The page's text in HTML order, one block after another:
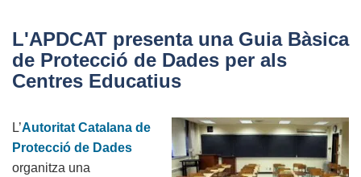
en
una
sessió
Mercat
Laboral
a
L'APDCAT presenta una Guia Bàsica
de Protecció de Dades per als
Centres Educatius
L’Autoritat Catalana de
Protecció de Dades
organitza una